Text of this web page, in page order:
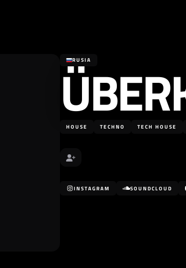
RUSIA
HOUSE TECHNO TECH HOUSE
INSTAGRAM SOUNDCLOUD